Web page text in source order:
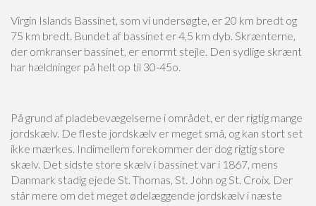
Virgin Islands Bassinet, som vi undersøgte, er 20 km bredt og
75 km bredt. Bundet af bassinet er 4,5 km dyb. Skrænterne,
der omkranser bassinet, er enormt stejle. Den sydlige skrænt
har hældninger på helt op til 30-45o.
På grund af pladebevægelserne i området, er der rigtig mange
jordskælv. De fleste jordskælv er meget små, og kan stort set
ikke mærkes. Indimellem forekommer der dog rigtig store
skælv. Det sidste store skælv i bassinet var i 1867, mens
Danmark stadig ejede St. Thomas, St. John og St. Croix. Der
står mere om det meget ødelæggende jordskælv i næste